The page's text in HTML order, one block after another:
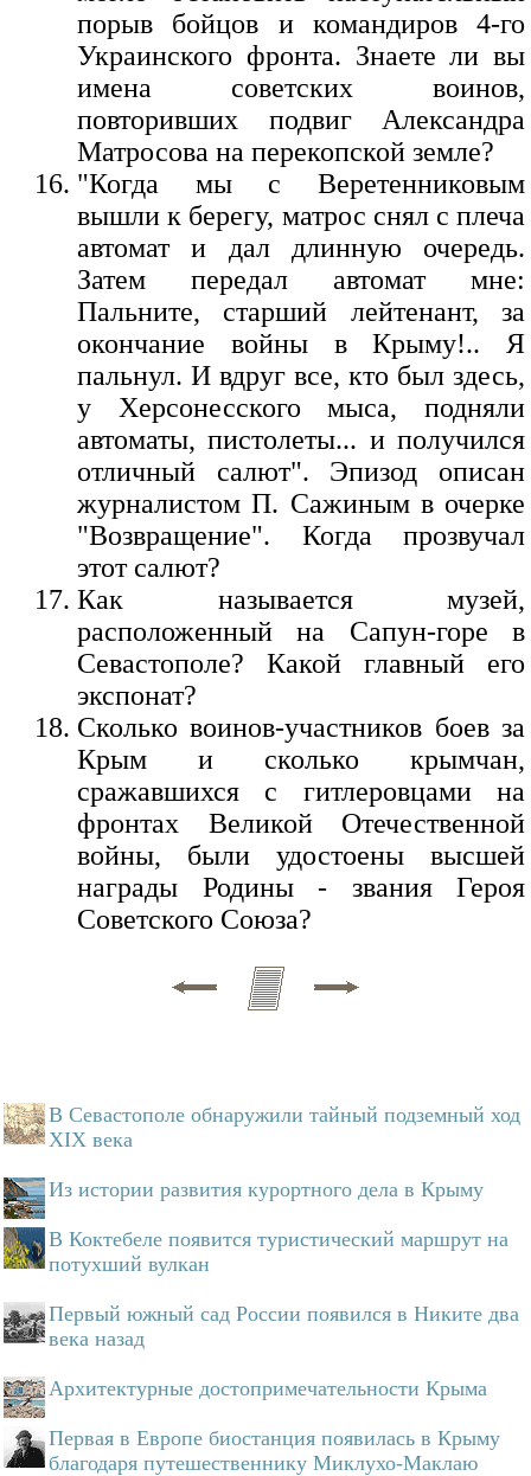
порыв бойцов и командиров 4-го
Украинского фронта. Знаете ли вы
имена советских воинов,
повторивших подвиг Александра
Матросова на перекопской земле?
"Когда мы с Веретенниковым
вышли к берегу, матрос снял с плеча
автомат и дал длинную очередь.
Затем передал автомат мне:
Пальните, старший лейтенант, за
окончание войны в Крыму!.. Я
пальнул. И вдруг все, кто был здесь,
у Херсонесского мыса, подняли
автоматы, пистолеты... и получился
отличный салют". Эпизод описан
журналистом П. Сажиным в очерке
"Возвращение". Когда прозвучал
этот салют?
Как называется музей,
расположенный на Сапун-горе в
Севастополе? Какой главный его
экспонат?
Сколько воинов-участников боев за
Крым и сколько крымчан,
сражавшихся с гитлеровцами на
фронтах Великой Отечественной
войны, были удостоены высшей
награды Родины - звания Героя
Советского Союза?
В Севастополе обнаружили тайный подземный ход
XIX века
Из истории развития курортного дела в Крыму
В Коктебеле появится туристический маршрут на
потухший вулкан
Первый южный сад России появился в Никите два
века назад
Архитектурные достопримечательности Крыма
Первая в Европе биостанция появилась в Крыму
благодаря путешественнику Миклухо-Маклаю